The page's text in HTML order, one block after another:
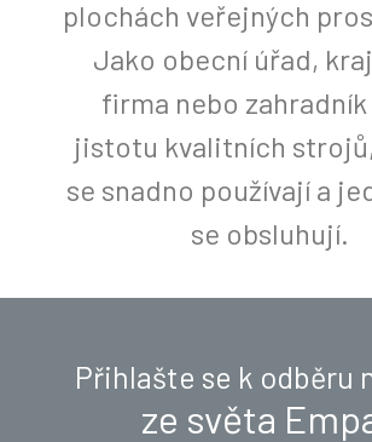
plochách veřejných
Jako obecní úřad,
firma nebo
jistotu kvalitních
se snadno používají a
se obsluhují.
Přihlašte se k odběru
ze světa